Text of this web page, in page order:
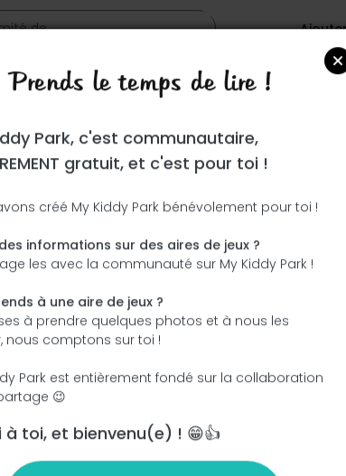
n'a pas encore été visité ! À toi de jouer !
le nom J'ajoute des photos
une description J'ajoute les équipements
Prends le temps de lire !
Park, c'est communautaire,
gratuit, et c'est pour toi !
créé My Kiddy Park bénévolement pour toi !
informations sur des aires de jeux ?
les avec la communauté sur My Kiddy Park !
à une aire de jeux ?
à prendre quelques photos et à nous les
nous comptons sur toi !
Park est entièrement fondé sur la collaboration
😉
à toi, et bienvenu(e) ! 😁👍